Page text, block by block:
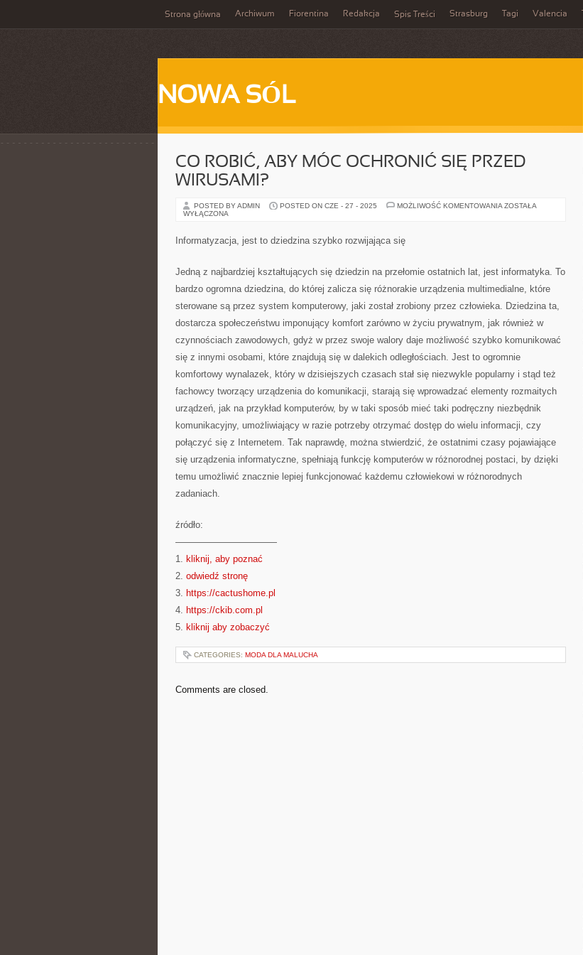
Strona główna Archiwum Fiorentina Redakcja Spis Treści Strasburg Tagi Valencia
NOWA SÓL
CO ROBIĆ, ABY MÓC OCHRONIĆ SIĘ PRZED
WIRUSAMI?
POSTED BY ADMIN POSTED ON CZE - 27 - 2025 MOŻLIWOŚĆ KOMENTOWANIA CO
ZOSTAŁA
WYŁĄCZONA
Informatyzacja, jest to dziedzina szybko rozwijająca się
Jedną z najbardziej kształtujących się dziedzin na przełomie ostatnich lat, jest informatyka. To
bardzo ogromna dziedzina, do której zalicza się różnorakie urządzenia multimedialne, które
sterowane są przez system komputerowy, jaki został zrobiony przez człowieka. Dziedzina ta,
dostarcza społeczeństwu imponujący komfort zarówno w życiu prywatnym, jak również w
czynnościach zawodowych, gdyż w przez swoje walory daje możliwość szybko komunikować
się z innymi osobami, które znajdują się w dalekich odległościach. Jest to ogromnie
komfortowy wynalazek, który w dzisiejszych czasach stał się niezwykle popularny i stąd też
fachowcy tworzący urządzenia do komunikacji, starają się wprowadzać elementy rozmaitych
urządzeń, jak na przykład komputerów, by w taki sposób mieć taki podręczny niezbędnik
komunikacyjny, umożliwiający w razie potrzeby otrzymać dostęp do wielu informacji, czy
połączyć się z Internetem. Tak naprawdę, można stwierdzić, że ostatnimi czasy pojawiające
się urządzenia informatyczne, spełniają funkcję komputerów w różnorodnej postaci, by dzięki
temu umożliwić znacznie lepiej funkcjonować każdemu człowiekowi w różnorodnych
zadaniach.
źródło:
———————————
1. kliknij, aby poznać
2. odwiedź stronę
3. https://cactushome.pl
4. https://ckib.com.pl
5. kliknij aby zobaczyć
CATEGORIES: MODA DLA MALUCHA
Comments are closed.